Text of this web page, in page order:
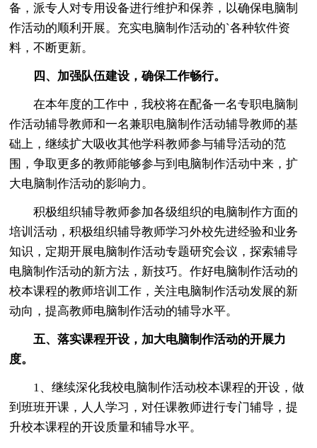
备，派专人对专用设备进行维护和保养，以确保电脑制
作活动的顺利开展。充实电脑制作活动的`各种软件资
料，不断更新。
四、加强队伍建设，确保工作畅行。
在本年度的工作中，我校将在配备一名专职电脑制
作活动辅导教师和一名兼职电脑制作活动辅导教师的基
础上，继续扩大吸收其他学科教师参与辅导活动的范
围，争取更多的教师能够参与到电脑制作活动中来，扩
大电脑制作活动的影响力。
积极组织辅导教师参加各级组织的电脑制作方面的
培训活动，积极组织辅导教师学习外校先进经验和业务
知识，定期开展电脑制作活动专题研究会议，探索辅导
电脑制作活动的新方法，新技巧。作好电脑制作活动的
校本课程的教师培训工作，关注电脑制作活动发展的新
动向，提高教师电脑制作活动的辅导水平。
五、落实课程开设，加大电脑制作活动的开展力
度。
1、继续深化我校电脑制作活动校本课程的开设，做
到班班开课，人人学习，对任课教师进行专门辅导，提
升校本课程的开设质量和辅导水平。